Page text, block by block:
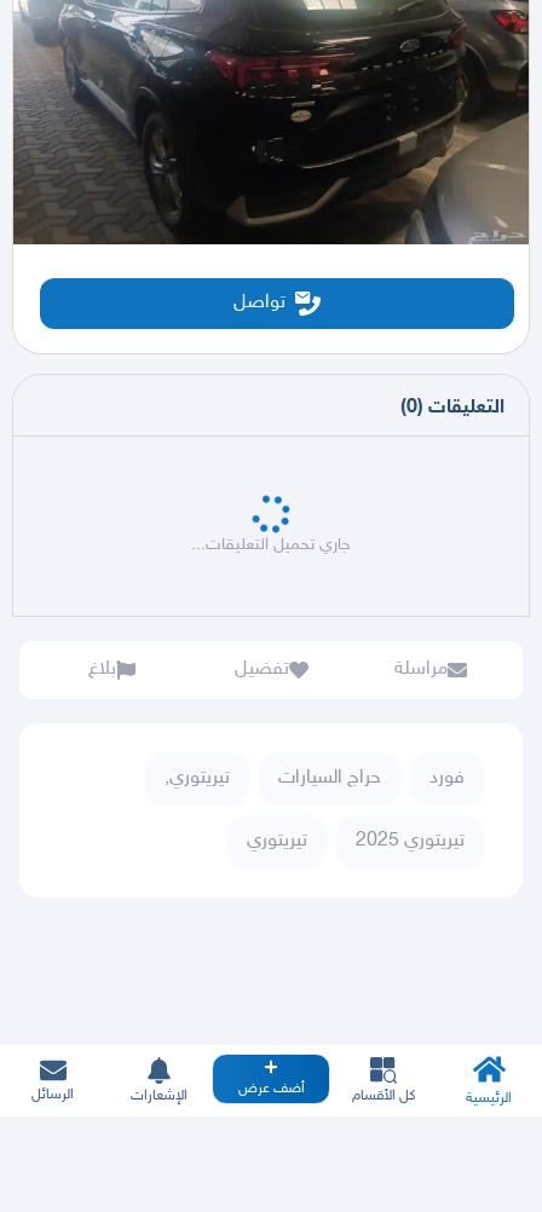
تواصل
التعليقات (
0
)
جاري تحميل التعليقات...
مراسلة تفضيل بلاغ
فورد حراج السيارات تيريتوري,
تيريتوري 2025 تيريتوري
الرئيسية كل الأقسام أضف عرض الإشعارات الرسائل